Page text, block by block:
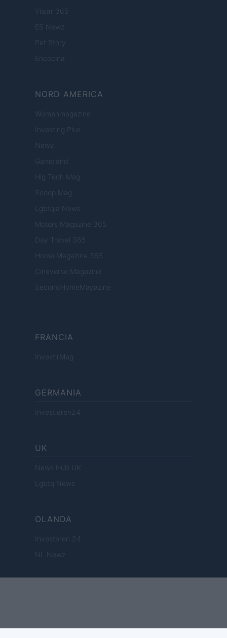
Viajar 365
ES Newz
Pet Story
Encocina
NORD AMERICA
Womanmagazine
Investing Plus
Newz
Gameland
Hig Tech Mag
Scoop Mag
Lgbtqia News
Motors Magazine 365
Day Travel 365
Home Magazine 365
Cineverse Magazine
SecondHomeMagazine
FRANCIA
InvestirMag
GERMANIA
Investieren24
UK
News Hub UK
Lgbtq News
OLANDA
Investeren 24
NL Newz